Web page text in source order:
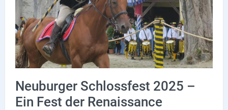
Neuburger Schlossfest 2025 –
Ein Fest der Renaissance
Lieferdienste
Premium
Neuburg App
Angebote
Aktuelles